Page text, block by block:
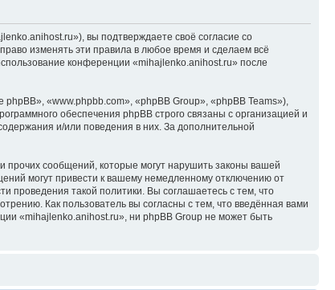
вы подтверждаете своё согласие со
изменять эти правила в любое время и сделаем всё
конференции «mihajlenko.anihost.ru» после
«www.phpbb.com», «phpBB Group», «phpBB Teams»),
обеспечения phpBB строго связаны с организацией и
и/или поведения в них. За дополнительной
прочих сообщений, которые могут нарушить законы вашей
могут привести к вашему немедленному отключению от
проведения такой политики. Вы соглашаетесь с тем, что
Как пользователь вы согласны с тем, что введённая вами
«mihajlenko.anihost.ru», ни phpBB Group не может быть